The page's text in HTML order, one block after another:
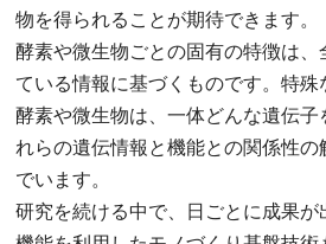
物を得られることが期待できます。
酵素や微生物ごとの固有の特徴は
ている情報に基づくものです。特殊
酵素や微生物は、一体どんな遺伝子
れらの遺伝情報と機能との関係性
でいます。
研究を続ける中で、日ごとに成果